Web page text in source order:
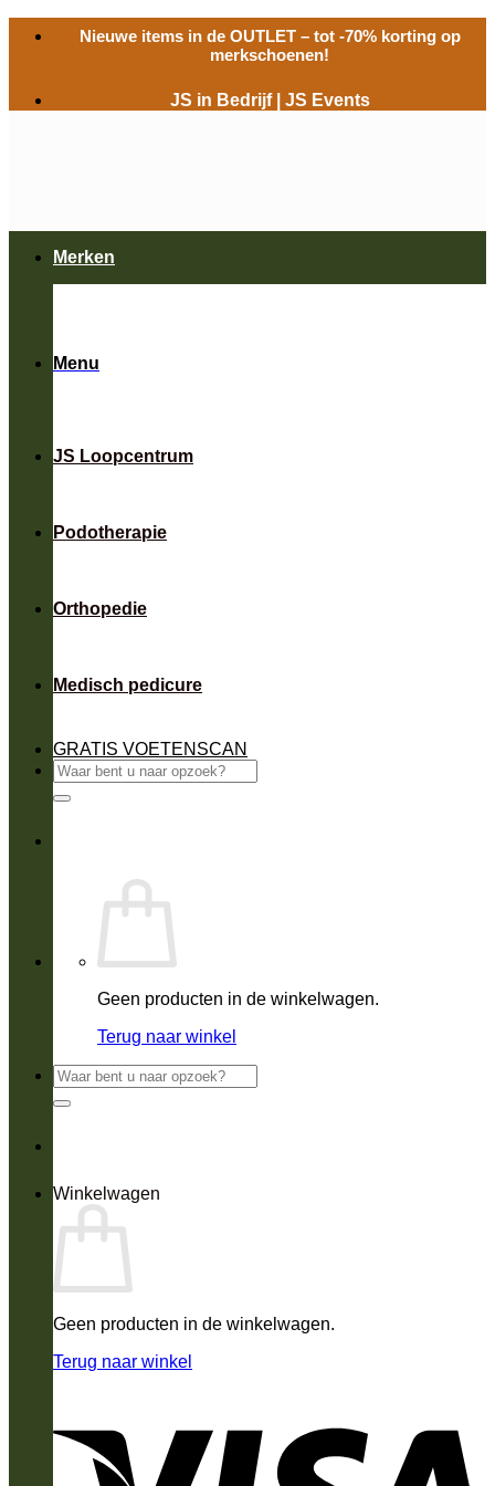
naar
Nieuwe items in de OUTLET– tot -70% korting op
merkschoenen!
JS in Bedrijf JS Events
Menu
JS Loopcentrum
Podotherapie
Orthopedie
Medisch pedicure
GRATIS VOETENSCAN
Zoeken
naar:
Geen producten in de winkelwagen.
Terug naar winkel
Zoeken
naar:
Winkelwagen
Geen producten in de winkelwagen.
Terug naar winkel
Merken